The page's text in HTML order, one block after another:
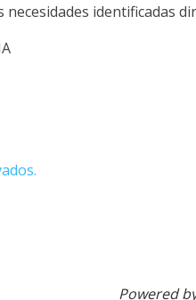
identificadas
Powered